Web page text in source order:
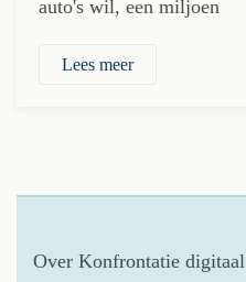
auto's wil, een miljoen
Lees meer
Over Konfrontatie digitaal